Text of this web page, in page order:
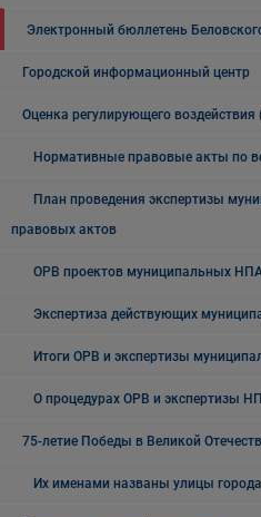
Электронный бюллетень
Городской информационный центр
Оценка регулирующего
Нормативные правовые акты по
План проведения экспертизы
правовых актов
ОРВ проектов муниципальных
Экспертиза действующих
Итоги ОРВ и экспертизы
О процедурах ОРВ и экспертизы
75-летие Победы в Великой
Их именами названы улицы города